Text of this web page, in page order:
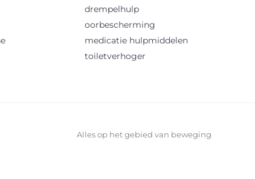
drempelhulp
oorbescherming
medicatie hulpmiddelen
toiletverhoger
Alles op het gebied van beweging